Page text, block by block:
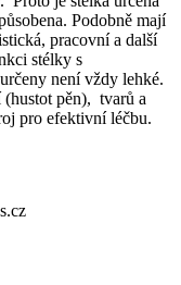
Podobně mají
pracovní a další
stélky s
není vždy lehké.
pěn), tvarů a
pro efektivní léčbu.